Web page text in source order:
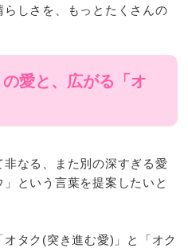
しさを、もっとたくさんの
愛と、広がる「オ
なる、また別の深すぎる愛
という言葉を提案したいと
タク(突き進む愛)」と「オク